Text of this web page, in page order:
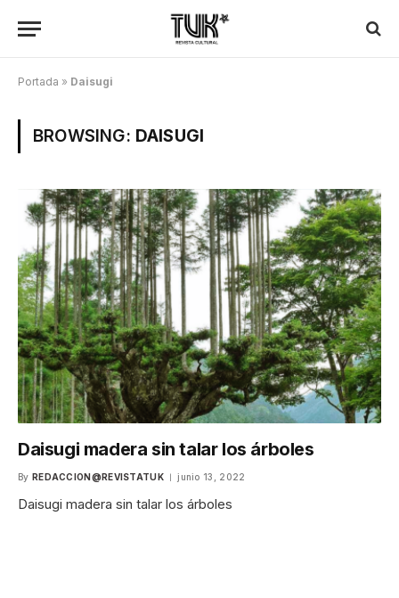
Portada » Daisugi
BROWSING: DAISUGI
Daisugi madera sin talar los árboles
By REDACCION@REVISTATUK junio 13, 2022
Daisugi madera sin talar los árboles